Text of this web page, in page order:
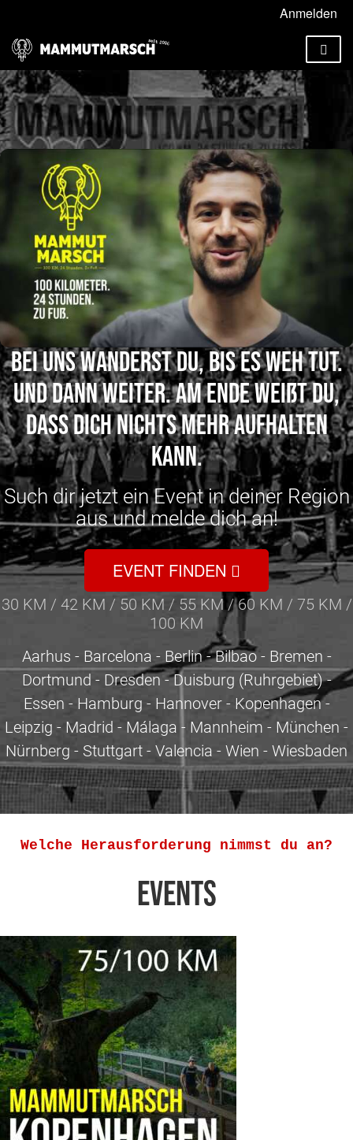
Anmelden
Bei uns wanderst du, bis es weh tut.
Und dann weiter. am Ende weißt du,
dass dich nichts mehr aufhalten
kann.
Such dir jetzt ein Event in deiner Region
aus und melde dich an!
EVENT FINDEN
30 KM / 42 KM / 50 KM / 55 KM / 60 KM / 75 KM /
100 KM
Aarhus - Barcelona - Berlin - Bilbao - Bremen -
Dortmund - Dresden - Duisburg (Ruhrgebiet) -
Essen - Hamburg - Hannover - Kopenhagen -
Leipzig - Madrid - Málaga - Mannheim - München -
Nürnberg - Stuttgart - Valencia - Wien - Wiesbaden
Welche Herausforderung nimmst du an?
Events